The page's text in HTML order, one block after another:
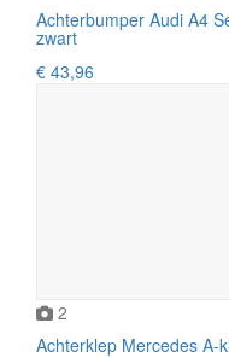
Achterbumper Audi A4
zwart
€ 43,96
2
Achterklep Mercedes A-